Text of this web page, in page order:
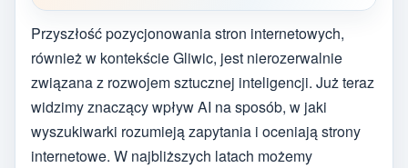
Przyszłość pozycjonowania stron internetowych,
również w kontekście Gliwic, jest nierozerwalnie
związana z rozwojem sztucznej inteligencji. Już teraz
widzimy znaczący wpływ AI na sposób, w jaki
wyszukiwarki rozumieją zapytania i oceniają strony
internetowe. W najbliższych latach możemy